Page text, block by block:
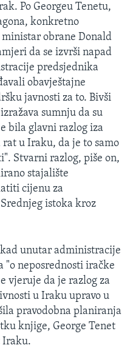
Po Georgeu Tenetu,
konkretno
obrane Donald
da se izvrši napad
predsjednika
obavještajne
javnosti za to. Bivši
sumnju da su
bila glavni razlog iza
u Iraku, da je to samo
Stvarni razlog, piše on,
stajalište
cijenu za
istoka kroz
unutar administracije
"o neposrednosti iračke
vjeruje da je razlog za
u Iraku upravo u
pravodobna planiranja
knjige, George Tenet
Iraku.